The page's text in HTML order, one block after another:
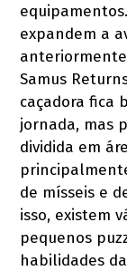
expandem a
anteriormente
Samus
caçadora fica
jornada, mas
dividida em
de mísseis e
isso, existem
pequenos
habilidades